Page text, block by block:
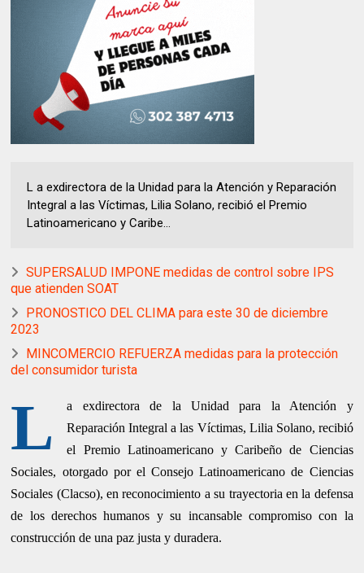
L a exdirectora de la Unidad para la Atención y Reparación
Integral a las Víctimas, Lilia Solano, recibió el Premio
Latinoamericano y Caribe...
SUPERSALUD IMPONE medidas de control sobre IPS
que atienden SOAT
PRONOSTICO DEL CLIMA para este 30 de diciembre
2023
MINCOMERCIO REFUERZA medidas para la protección
del consumidor turista
L
a exdirectora de la Unidad para la Atención y
Reparación Integral a las Víctimas, Lilia Solano, recibió
el Premio Latinoamericano y Caribeño de Ciencias
Sociales, otorgado por el Consejo Latinoamericano de Ciencias
Sociales (Clacso), en reconocimiento a su trayectoria en la defensa
de los derechos humanos y su incansable compromiso con la
construcción de una paz justa y duradera.